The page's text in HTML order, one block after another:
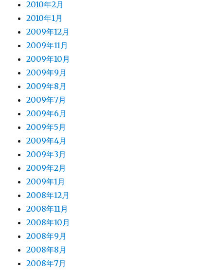
2010年2月
2010年1月
2009年12月
2009年11月
2009年10月
2009年9月
2009年8月
2009年7月
2009年6月
2009年5月
2009年4月
2009年3月
2009年2月
2009年1月
2008年12月
2008年11月
2008年10月
2008年9月
2008年8月
2008年7月